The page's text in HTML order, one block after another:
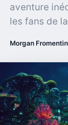
aventure
les fans de
Morgan Fromentin